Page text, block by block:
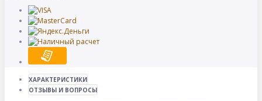
ХАРАКТЕРИСТИКИ
ОТЗЫВЫ И ВОПРОСЫ